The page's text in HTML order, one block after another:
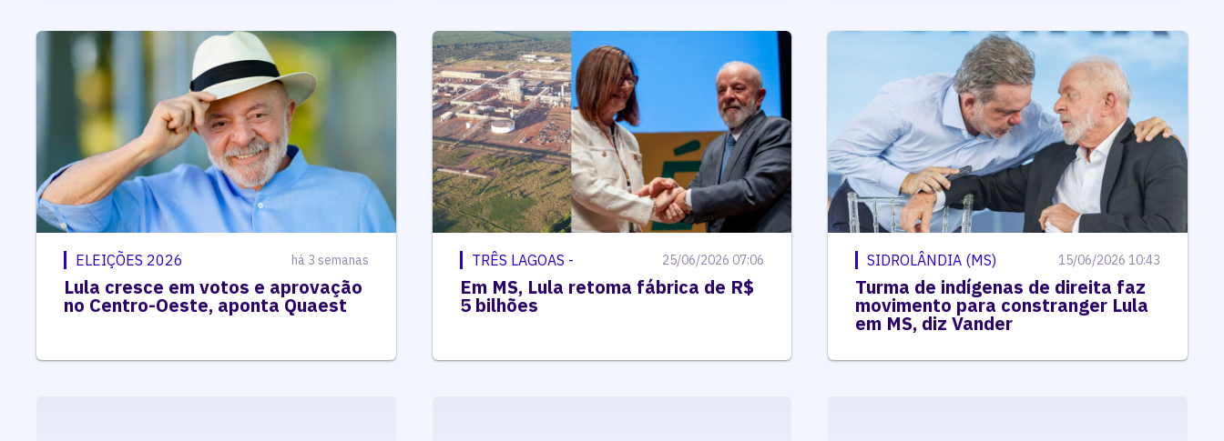
ELEIÇÕES 2026 há 3 semanas
Lula cresce em votos e aprovação
no Centro-Oeste, aponta Quaest
TRÊS LAGOAS - 25/06/2026 07:06
Em MS, Lula retoma fábrica de R$
5 bilhões
SIDROLÂNDIA (MS) 15/06/2026 10:43
Turma de indígenas de direita faz
movimento para constranger Lula
em MS, diz Vander